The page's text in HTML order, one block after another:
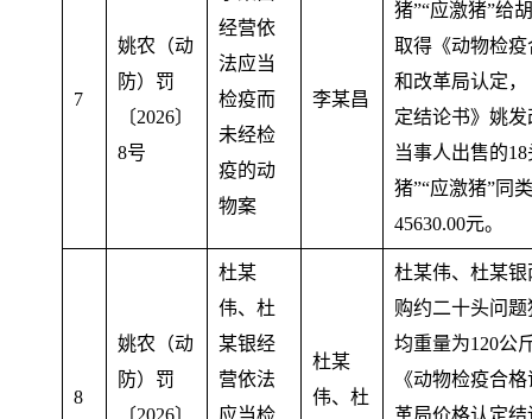
7
姚农（动
防）罚
〔2026〕
8号
经营依
法应当
检疫而
未经检
疫的动
物案
李某昌
猪”“应激猪”给
取得《动物检
和改革局认定，
定结论书》姚
当事人出售的
猪”“应激猪”同
45630.00元。
8
姚农（动
防）罚
〔2026〕
杜某
伟、杜
某银经
营依法
应当检
杜某
伟、杜
杜某伟、杜某
购约二十头问
均重量为120公
《动物检疫合
革局价格认定